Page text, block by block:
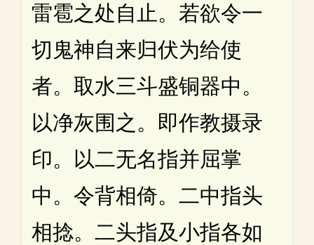
雷雹之处自止。若欲令一
切鬼神自来归伏为给使
者。取水三斗盛铜器中。
以净灰围之。即作教摄录
印。以二无名指并屈掌
中。令背相倚。二中指头
相捻。二头指及小指各如